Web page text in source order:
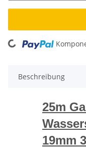
Loading...
Beschreibung
25m
19mm